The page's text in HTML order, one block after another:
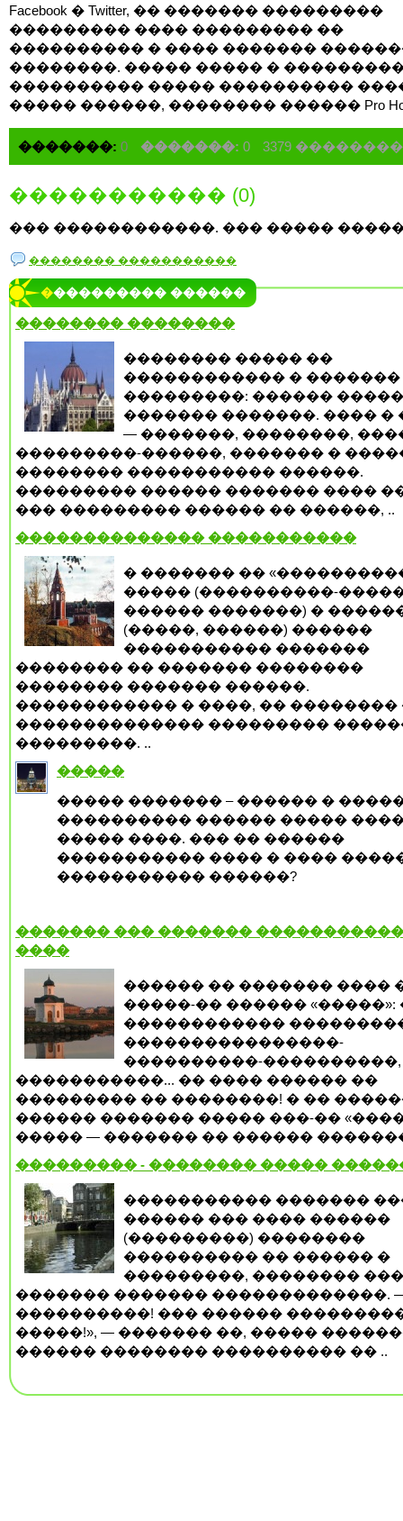
Facebook � Twitter, �� ������� ���������
��������� ���� ��������� ��
���������� � ���� �������
��������. ����� ����� �
���������� ����� ����������
����� ������, �������� ������ Pro
�������: 0 �������: 0 3379
����������� (0)
��� ������������. ��� �����
�������� �����������
���������� ������
�������� ��������
�������� ����� ��
������������ � �������
���������: ������
������� �������. ���� �
— �������, ��������,
���������-������, ������� �
�������� ����������� ������.
��������� ������ ������� ����
��� ��������� ������ �� ������, ..
�������������� �����������
� ������� ��
����� (����������-
������ �������) �
(�����, ������) ������
����������� �������
�������� �� ������� ��������
�������� ������� ������.
������������ � ����, �� ��������
�������������� ���������
���������. ..
�����
����� ������� – ������ �
���������� ������ �����
����� ����. ��� �� ������
����������� ���� � ����
����������� ������?
������� ��� �������
����
������ �� ������� ����
�����-�� ������ «�����»:
������������
����������������-
����������-����������,
�����������... �� ���� ������ ��
��������� �� ��������! � ��
������ ������� ����� ���-��
����� — ������� �� ������
��������� - �������� �����
����������� �������
������ ��� ���� ������
(���������) ��������
���������� �� ������ �
���������, ��������
������� ������� �������������.
����������! ��� ������
�����!», — ������� ��, �����
������ �������� ���������� �� ..